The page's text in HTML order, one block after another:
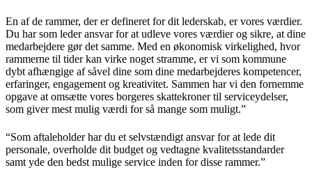
En af de rammer, der er defineret for dit lederskab, er vores værdier.
Du har som leder ansvar for at udleve vores værdier og sikre, at dine
medarbejdere gør det samme. Med en økonomisk virkelighed, hvor
rammerne til tider kan virke noget stramme, er vi som kommune
dybt afhængige af såvel dine som dine medarbejderes kompetencer,
erfaringer, engagement og kreativitet. Sammen har vi den fornemme
opgave at omsætte vores borgeres skattekroner til serviceydelser,
som giver mest mulig værdi for så mange som muligt.”
“Som aftaleholder har du et selvstændigt ansvar for at lede dit
personale, overholde dit budget og vedtagne kvalitetsstandarder
samt yde den bedst mulige service inden for disse rammer.”